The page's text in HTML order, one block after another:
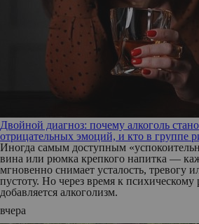
Двойной диагноз: почему алкоголь
отрицательных эмоций, и кто в группе
Иногда самым доступным
вина или рюмка крепкого напитка —
мгновенно снимает усталость, тревогу
пустоту. Но через время к психическому
добавляется алкоголизм.
вчера